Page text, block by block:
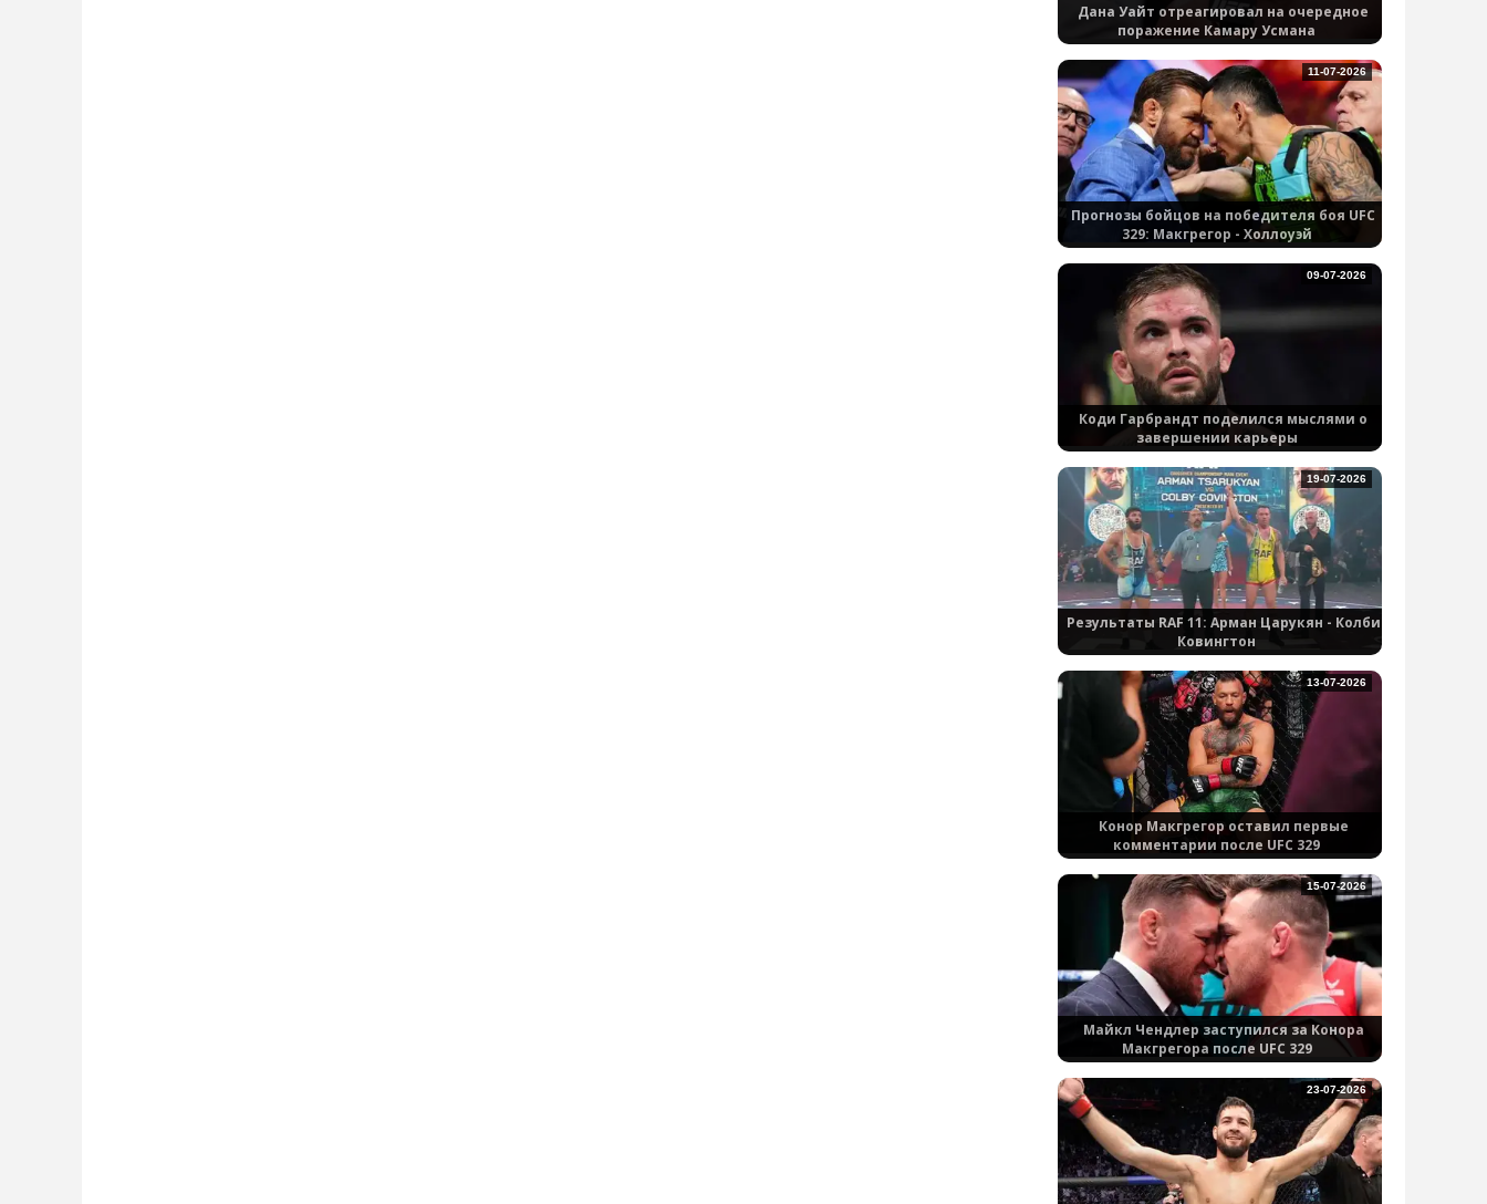
Дана Уайт отреагировал на очередное
поражение Камару Усмана
Прогнозы бойцов на победителя боя UFC
329: Макгрегор - Холлоуэй
11-07-2026
Коди Гарбрандт поделился мыслями о
завершении карьеры
09-07-2026
Результаты RAF 11: Арман Царукян - Колби
Ковингтон
19-07-2026
Конор Макгрегор оставил первые
комментарии после UFC 329
13-07-2026
Майкл Чендлер заступился за Конора
Макгрегора после UFC 329
15-07-2026
23-07-2026